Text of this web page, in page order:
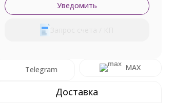
Уведомить
Telegram MAX